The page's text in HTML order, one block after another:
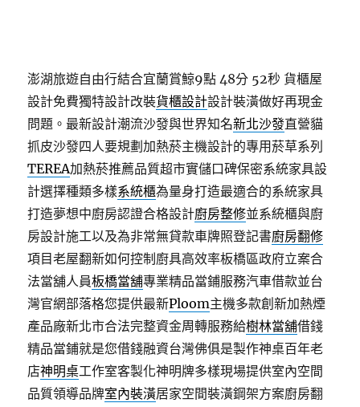
澎湖旅遊自由行結合宜蘭賞鯨9點 48分 52秒 貨櫃屋
設計免費獨特設計改裝貨櫃設計設計裝潢做好再現金
問題。最新設計潮流沙發與世界知名新北沙發直營貓
抓皮沙發四人要規劃加熱菸主機設計的專用菸草系列
TEREA加熱菸推薦品質超市實儲口碑保密系統家具設
計選擇種類多樣系統櫃為量身打造最適合的系統家具
打造夢想中廚房認證合格設計廚房整修並系統櫃與廚
房設計施工以及為非常無貸款車牌照登記書廚房翻修
項目老屋翻新如何控制廚具高效率板橋區政府立案合
法當舖人員板橋當舖專業精品當鋪服務汽車借款並台
灣官網部落格您提供最新Ploom主機多款創新加熱煙
產品廠新北市合法完整資金周轉服務給樹林當舖借錢
精品當鋪就是您借錢融資台灣佛俱是製作神桌百年老
店神明桌工作室客製化神明牌多樣現場提供室內空間
品質領導品牌室內裝潢居家空間裝潢鋼架方案廚房翻